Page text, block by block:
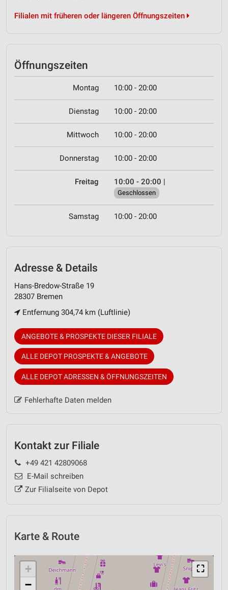
Filialen mit früheren oder längeren Öffnungszeiten
Öffnungszeiten
Montag 10:00 - 20:00
Dienstag 10:00 - 20:00
Mittwoch 10:00 - 20:00
Donnerstag 10:00 - 20:00
Freitag 10:00 - 20:00 |
Geschlossen
Samstag 10:00 - 20:00
Adresse & Details
Hans-Bredow-Straße 19
28307 Bremen
Entfernung 304,74 km (Luftlinie)
ANGEBOTE & PROSPEKTE DIESER FILIALE
ALLE DEPOT PROSPEKTE & ANGEBOTE
ALLE DEPOT ADRESSEN & ÖFFNUNGSZEITEN
Fehlerhafte Daten melden
Kontakt zur Filiale
+49 421 42809068
E-Mail schreiben
Zur Filialseite von Depot
Karte & Route
⛶
+
−